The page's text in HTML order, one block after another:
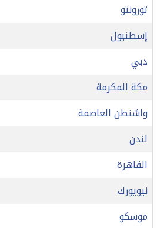
تورونتو
إسطنبول
دبي
مكة المكرمة
واشنطن العاصمة
لندن
القاهرة
نيويورك
موسكو